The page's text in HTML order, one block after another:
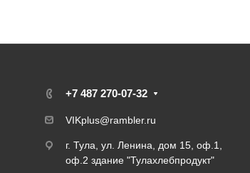
+7 487 270-07-32
VIKplus@rambler.ru
г. Тула, ул. Ленина, дом 15, оф.1,
оф.2 здание "Тулахлебпродукт"